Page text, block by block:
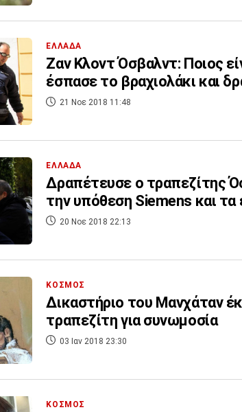
ΕΛΛΑΔΑ
Ζαν Κλοντ Όσβαλντ: Ποιος
έσπασε το βραχιολάκι και
21 Νοε 2018 11:48
ΕΛΛΑΔΑ
Δραπέτευσε ο τραπεζίτης
την υπόθεση Siemens και τα
20 Νοε 2018 22:13
ΚΟΣΜΟΣ
Δικαστήριο του Μανχάταν
τραπεζίτη για συνωμοσία
03 Ιαν 2018 23:30
ΚΟΣΜΟΣ